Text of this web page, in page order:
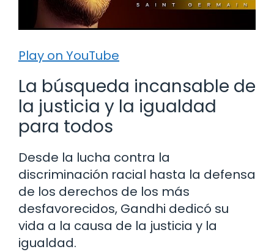
Play on YouTube
La búsqueda incansable de
la justicia y la igualdad
para todos
Desde la lucha contra la
discriminación racial hasta la defensa
de los derechos de los más
desfavorecidos, Gandhi dedicó su
vida a la causa de la justicia y la
igualdad.